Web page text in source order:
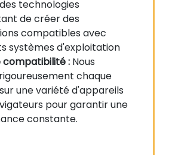
technologies
de créer des
compatibles avec
systèmes d'exploitation
compatibilité : Nous
chaque
une variété d'appareils
pour garantir une
constante.